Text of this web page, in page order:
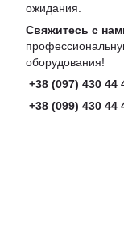
ожидания.
Свяжитесь с
оборудования!
+38 (097) 430 44
+38 (099) 430 44